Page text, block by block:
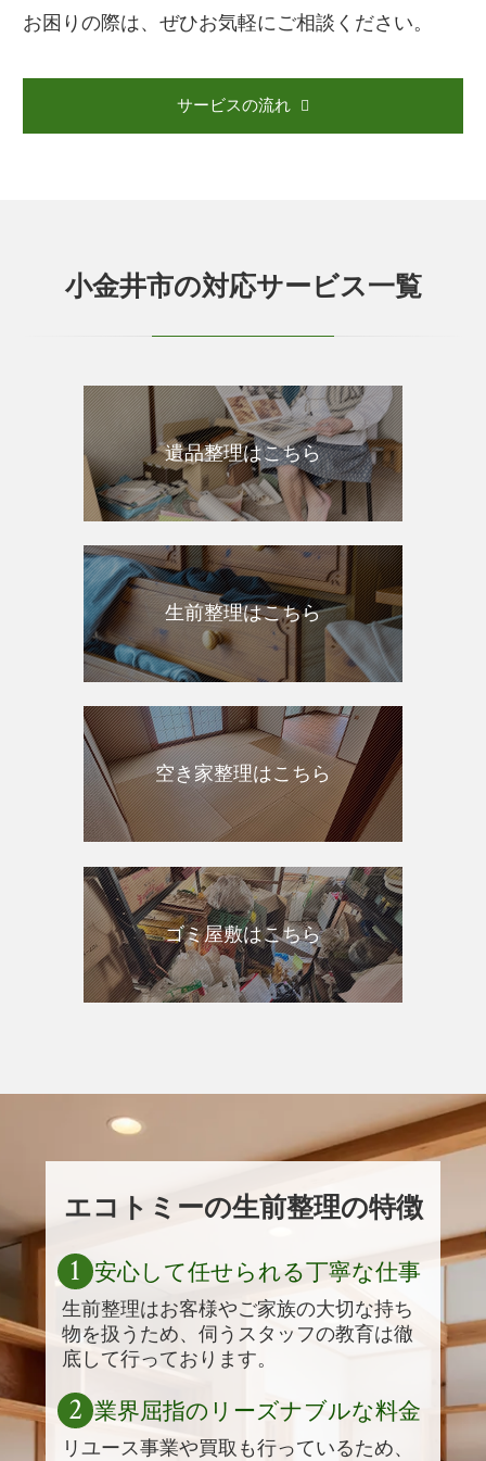
お困りの際は、ぜひお気軽にご相談ください。
サービスの流れ
小金井市の対応サービス一覧
遺品整理はこちら
生前整理はこちら
空き家整理はこちら
ゴミ屋敷はこちら
エコトミーの生前整理の特徴
安心して任せられる丁寧な仕事
生前整理はお客様やご家族の大切な持ち
物を扱うため、伺うスタッフの教育は徹
底して行っております。
1
業界屈指のリーズナブルな料金
リユース事業や買取も行っているため、
2